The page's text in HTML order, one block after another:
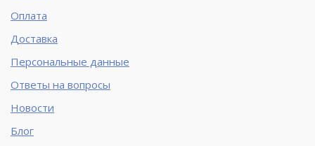
Оплата
Доставка
Персональные данные
Ответы на вопросы
Новости
Блог